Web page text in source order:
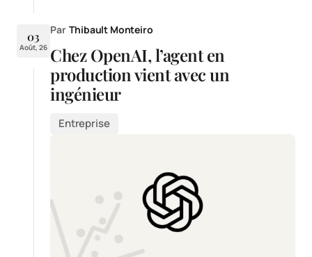
03
Août, 26
Par Thibault Monteiro
Chez OpenAI, l’agent en
production vient avec un
ingénieur
Entreprise